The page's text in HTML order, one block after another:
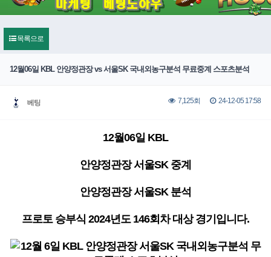
목록으로
12월06일 KBL 안양정관장 vs 서울SK 국내외농구분석 무료중계 스포츠분석
베팅 7,125회 24-12-05 17:58
12월06일 KBL
안양정관장 서울SK 중계
안양정관장 서울SK 분석
프로토 승부식 2024년도 146회차 대상 경기입니다.